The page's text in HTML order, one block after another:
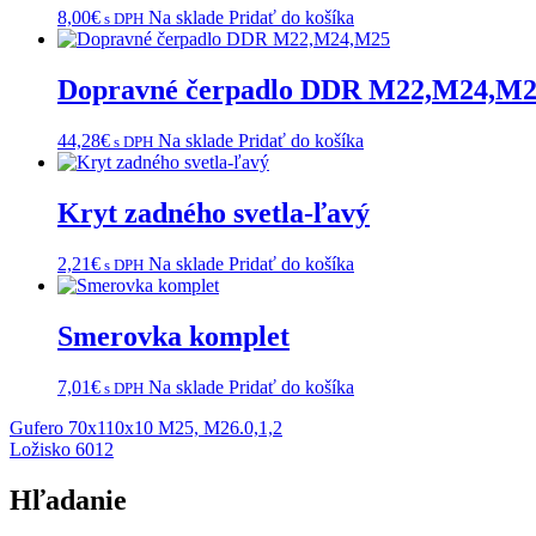
8,00€ s DPH Na sklade Pridať do košíka
Dopravné čerpadlo DDR
44,28€ s DPH Na sklade Pridať do košíka
Kryt zadného svetla-ľavý
2,21€ s DPH Na sklade Pridať do košíka
Smerovka komplet
7,01€ s DPH Na sklade Pridať do košíka
Navigácia
v
článku
Gufero 70x110x10 M25, M26.0,1,2
Ložisko 6012
Hľadanie